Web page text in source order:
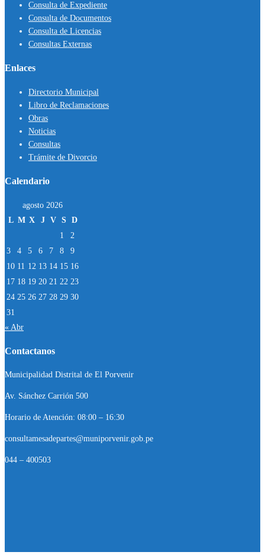
Consulta de Expediente
Consulta de Documentos
Consulta de Licencias
Consultas Externas
Enlaces
Directorio Municipal
Libro de Reclamaciones
Obras
Noticias
Consultas
Trámite de Divorcio
Calendario
agosto 2026
L M X J V S D
1
2
3
4 5 6 7 8
9
10 11 12 13 14 15 16
17 18 19 20 21 22 23
24 25 26 27 28 29 30
31
« Abr
Contactanos
Municipalidad Distrital de El Porvenir
Av. Sánchez Carrión 500
Horario de Atención: 08:00 – 16:30
consultamesadepartes@muniporvenir.gob.pe
044 – 400503